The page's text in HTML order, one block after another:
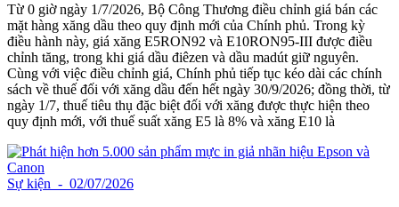
Từ 0 giờ ngày 1/7/2026, Bộ Công Thương điều chỉnh giá bán các
mặt hàng xăng dầu theo quy định mới của Chính phủ. Trong kỳ
điều hành này, giá xăng E5RON92 và E10RON95-III được điều
chỉnh tăng, trong khi giá dầu điêzen và dầu madút giữ nguyên.
Cùng với việc điều chỉnh giá, Chính phủ tiếp tục kéo dài các chính
sách về thuế đối với xăng dầu đến hết ngày 30/9/2026; đồng thời, từ
ngày 1/7, thuế tiêu thụ đặc biệt đối với xăng được thực hiện theo
quy định mới, với thuế suất xăng E5 là 8% và xăng E10 là
Sự kiện - 02/07/2026